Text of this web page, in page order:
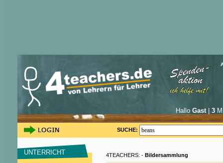
Hallo Gast| 3
SUCHE:
UNTERRICHT
4TEACHERS: - Bildersammlung